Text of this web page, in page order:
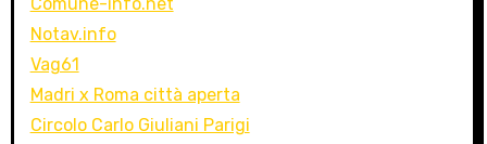
Comune-info.net
Notav.info
Vag61
Madri x Roma città aperta
Circolo Carlo Giuliani Parigi